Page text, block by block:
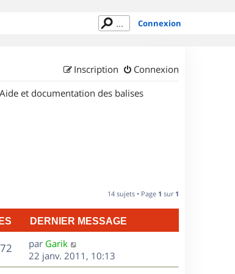
Connexion
Connexion
Inscription
Aide et documentation des balises
14 sujets • Page 1 sur 1
DERNIER MESSAGE
V
u
D
e
r
par Garik
22 janv. 2011, 10:13